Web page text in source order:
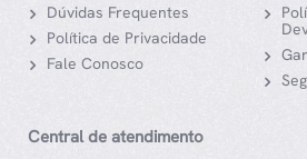
Dúvidas Frequentes
Política de Privacidade
Fale Conosco
Central de atendimento